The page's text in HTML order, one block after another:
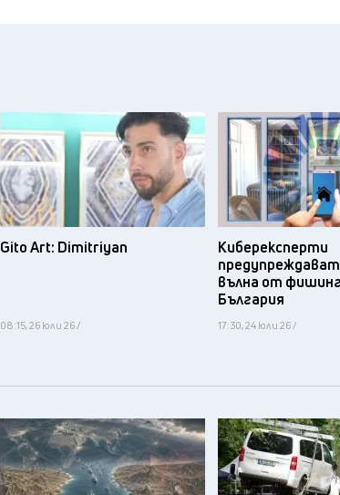
Gito Art: Dimitriyan
08:15, 26 юли 26 /
Киберексперти
предупреждават
вълна от
България
17:30, 24 юли 26 /